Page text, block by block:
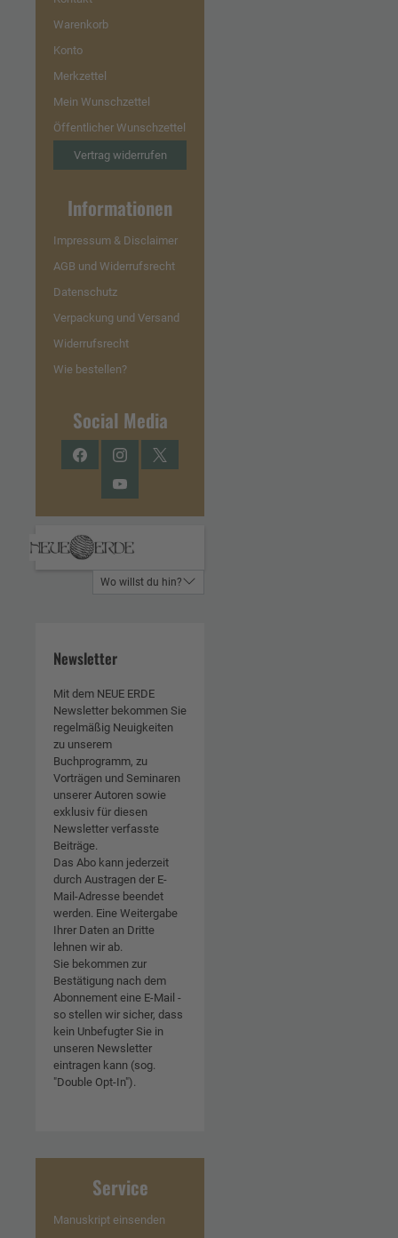
Warenkorb
Konto
Merkzettel
Mein Wunschzettel
Öffentlicher Wunschzettel
Vertrag widerrufen
Informationen
Impressum & Disclaimer
AGB und Widerrufsrecht
Datenschutz
Verpackung und Versand
Widerrufsrecht
Wie bestellen?
Social Media
FacebookInstagramTwitter
YouTube
Wo willst du hin?
Newsletter
Mit dem NEUE ERDE
Newsletter bekommen Sie
regelmäßig Neuigkeiten
zu unserem
Buchprogramm, zu
Vorträgen und Seminaren
unserer Autoren sowie
exklusiv für diesen
Newsletter verfasste
Beiträge.
Das Abo kann jederzeit
durch Austragen der E-
Mail-Adresse beendet
werden. Eine Weitergabe
Ihrer Daten an Dritte
lehnen wir ab.
Sie bekommen zur
Bestätigung nach dem
Abonnement eine E-Mail -
so stellen wir sicher, dass
kein Unbefugter Sie in
unseren Newsletter
eintragen kann (sog.
"Double Opt-In").
Service
Manuskript einsenden